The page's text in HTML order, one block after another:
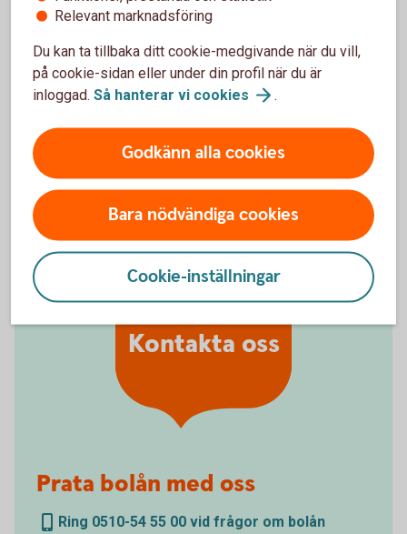
uppläggningsavgift eller aviseringskostnad,
förutsatt att du är Nyckelkund och aviseras digitalt.
För ej Nyckelkund tillkommer uppläggningsavgift på
650 kronor. Vid postala avier tillkommer en kostnad
på 45 kronor i aviavgift. Valutakursförändringar kan
du till exempel har inkomst i annan valuta än lånet.
Lånet förutsätter att säkerhet lämnas i form av pant i
bostad.
Kontakta oss
Prata bolån med oss
Ring 0510-54 55 00 vid frågor om bolån
Relevant marknadsföring
Du kan ta tillbaka ditt cookie-medgivande när du vill,
på cookie-sidan eller under din profil när du är
inloggad. Så hanterar vi cookies .
Godkänn alla cookies
Bara nödvändiga cookies
Cookie-inställningar